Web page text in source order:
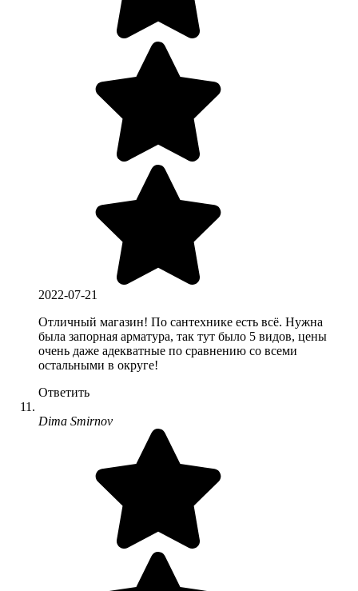
2022-07-21
Отличный магазин! По сантехнике есть всё. Нужна
была запорная арматура, так тут было 5 видов, цены
очень даже адекватные по сравнению со всеми
остальными в округе!
Ответить
Dima Smirnov